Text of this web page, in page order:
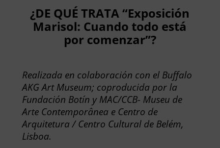
¿DE QUÉ TRATA “Exposición
Marisol: Cuando todo está
por comenzar”?
Realizada en colaboración con el Buffalo
AKG Art Museum; coproducida por la
Fundación Botín y MAC/CCB- Museu de
Arte Contemporânea e Centro de
Arquitetura / Centro Cultural de Belém,
Lisboa.